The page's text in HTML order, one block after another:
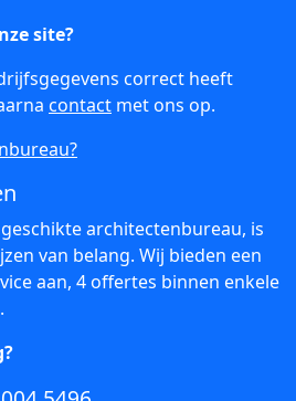
site?
correct heeft
contact met ons op.
architectenbureau, is
van belang. Wij bieden een
aan, 4 offertes binnen enkele